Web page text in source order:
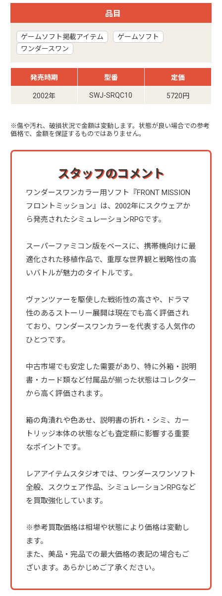
品目
ゲームソフト掲載アイテム
ゲームソフト
ワンダースワン
発売時期 型番 定価
2002年 SWJ-SRQC10 5720円
※傷や汚れ、破損状況で金額は変動します。状態が良い場合での参考
価格で、金額を保証するものではありません。
スタッフのコメント
ワンダースワンカラー用ソフト『FRONT MISSION
フロントミッション』は、2002年にスクウェアか
ら発売されたシミュレーションRPGです。
スーパーファミコン版をベースに、携帯機向けに最
適化された移植作品で、重厚な世界観と戦略性の高
いバトルが魅力のタイトルです。
ヴァンツァーを駆使した戦術性の高さや、ドラマ
性のあるストーリー展開は現在でも高く評価され
ており、ワンダースワンカラーを代表する人気作の
ひとつです。
中古市場でも安定した需要があり、特に外箱・説明
書・カード類など付属品が揃った状態はコレクター
から高く評価されます。
箱の角潰れや色あせ、説明書の折れ・シミ、カー
トリッジ本体の状態なども査定額に影響する重要
なポイントです。
レアアイテムスタジオでは、ワンダースワンソフト
全般、スクウェア作品、シミュレーションRPGなど
を買取強化しています。
※参考買取価格は相場や状態により価格は変動し
ます。
また、美品・完品での最大価格の表記の場合もご
ざいます。あらかじめご了承ください。